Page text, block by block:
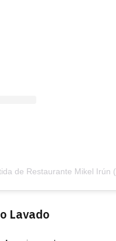
de Restaurante Mikel Irún
Lavado